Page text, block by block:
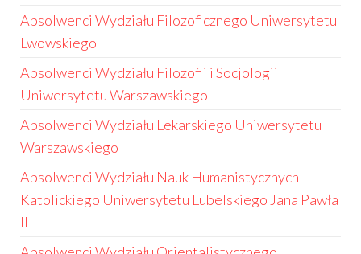
Absolwenci Wydziału Filozoficznego Uniwersytetu
Lwowskiego
Absolwenci Wydziału Filozofii i Socjologii
Uniwersytetu Warszawskiego
Absolwenci Wydziału Lekarskiego Uniwersytetu
Warszawskiego
Absolwenci Wydziału Nauk Humanistycznych
Katolickiego Uniwersytetu Lubelskiego Jana Pawła
II